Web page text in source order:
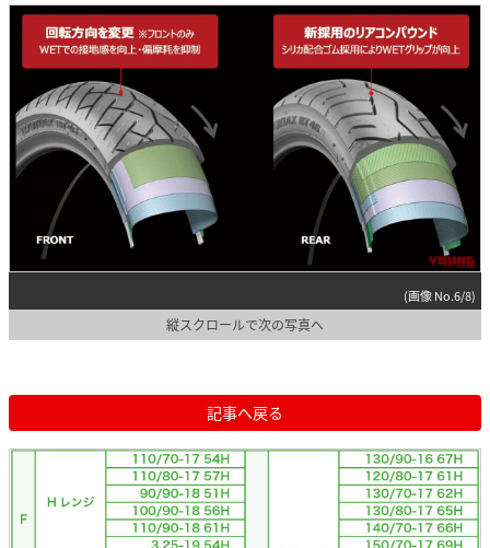
(画像 No.6/8)
縦スクロールで次の写真へ
記事へ戻る